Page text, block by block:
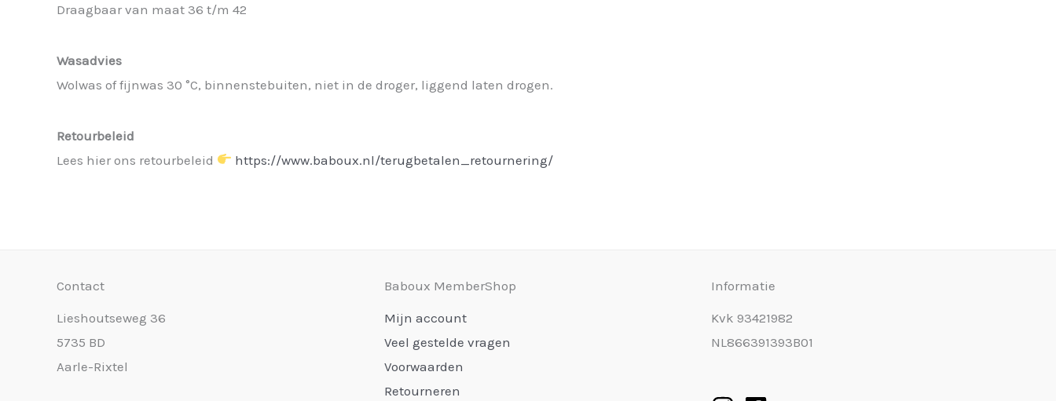
Draagbaar van maat 36 t/m 42
Wasadvies
Wolwas of fijnwas 30 °C, binnenstebuiten, niet in de droger, liggend laten drogen.
Retourbeleid
Lees hier ons retourbeleid
https://www.baboux.nl/terugbetalen_retournering/
Contact
Lieshoutseweg 36
5735 BD
Aarle-Rixtel
Baboux MemberShop
Mijn account
Veel gestelde vragen
Voorwaarden
Retourneren
Informatie
Kvk 93421982
NL866391393B01